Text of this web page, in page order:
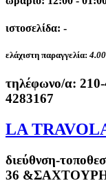
ιστοσελίδα: -
ελάχιστη παραγγελία:
τηλέφωνο/α:
4283167
LA
διεύθνση-
36